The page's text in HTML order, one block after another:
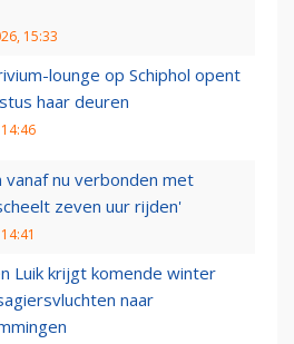
15:33
lounge op Schiphol opent
haar deuren
vanaf nu verbonden met
zeven uur rijden'
Luik krijgt komende winter
naar